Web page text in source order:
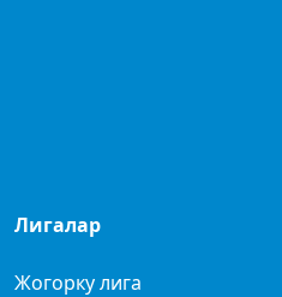
Лигалар
Жогорку лига